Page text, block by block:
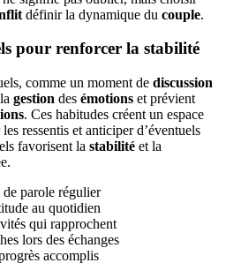
définir la dynamique du couple.
pour renforcer la stabilité
comme un moment de discussion
gestion des émotions et prévient
. Ces habitudes créent un espace
ressentis et anticiper d’éventuels
favorisent la stabilité et la
parole régulier
au quotidien
qui rapprochent
lors des échanges
accomplis